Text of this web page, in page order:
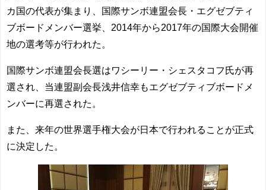
カ国の代表が集まり、国際サンボ連盟会長・エグゼブティ
ブボードメンバー選挙、2014年から2017年の国際大会開催
地の選考等が行われた。
国際サンボ連盟会長選はワシーリー・シェスタコフ氏が再
選され、当連盟副会長浅井信幸もエグゼブティブボードメ
ンバーに再選された。
また、来年の世界選手権大会が日本で行われることが正式
に決定した。